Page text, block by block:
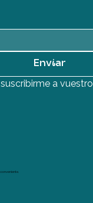
Enviar
a